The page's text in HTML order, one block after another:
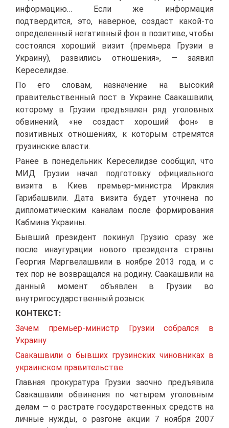
информацию… Если же информация
подтвердится, это, наверное, создаст какой-то
определенный негативный фон в позитиве, чтобы
состоялся хороший визит (премьера Грузии в
Украину), развились отношения», — заявил
Кереселидзе.
По его словам, назначение на высокий
правительственный пост в Украине Саакашвили,
которому в Грузии предъявлен ряд уголовных
обвинений, «не создаст хороший фон» в
позитивных отношениях, к которым стремятся
грузинские власти.
Ранее в понедельник Кереселидзе сообщил, что
МИД Грузии начал подготовку официального
визита в Киев премьер-министра Ираклия
Гарибашвили. Дата визита будет уточнена по
дипломатическим каналам после формирования
Кабмина Украины.
Бывший президент покинул Грузию сразу же
после инаугурации нового президента страны
Георгия Маргвелашвили в ноябре 2013 года, и с
тех пор не возвращался на родину. Саакашвили на
данный момент объявлен в Грузии во
внутригосударственный розыск.
КОНТЕКСТ:
Зачем премьер-министр Грузии собрался в
Украину
Саакашвили о бывших грузинских чиновниках в
украинском правительстве
Главная прокуратура Грузии заочно предъявила
Саакашвили обвинения по четырем уголовным
делам — о растрате государственных средств на
личные нужды, о разгоне акции 7 ноября 2007